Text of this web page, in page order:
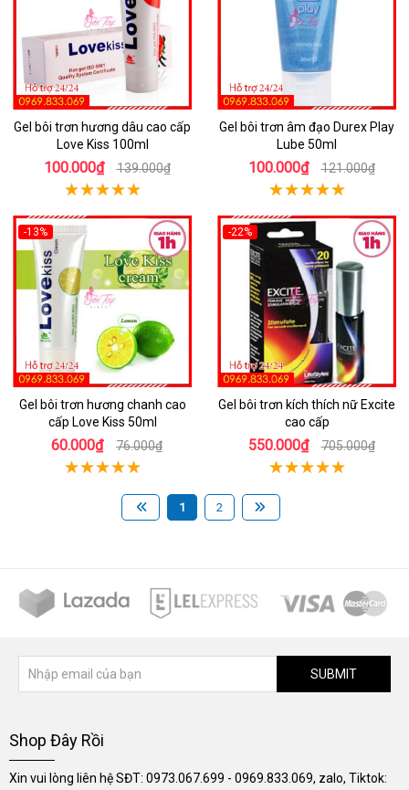
Gel bôi trơn hương dâu cao cấp
Love Kiss 100ml
100.000₫ 139.000₫
Gel bôi trơn âm đạo Durex Play
Lube 50ml
100.000₫ 121.000₫
-13%
Gel bôi trơn hương chanh cao
cấp Love Kiss 50ml
60.000₫ 76.000₫
-22%
Gel bôi trơn kích thích nữ Excite
cao cấp
550.000₫ 705.000₫
1 2
SUBMIT
Shop Đây Rồi
Xin vui lòng liên hệ SĐT: 0973.067.699 - 0969.833.069, zalo, Tiktok: